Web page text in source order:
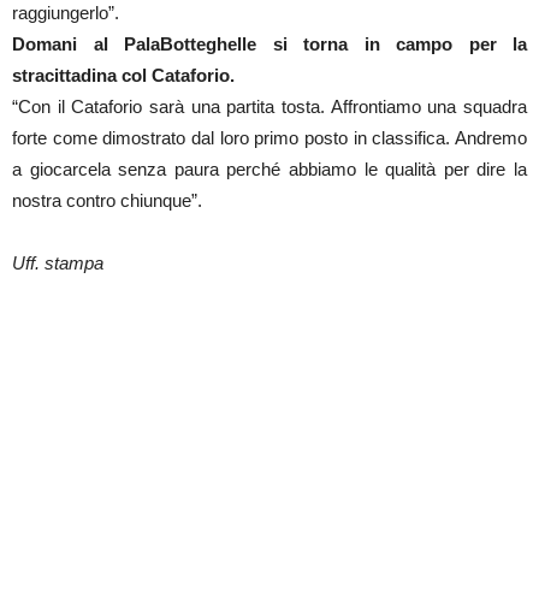
raggiungerlo”.
Domani al PalaBotteghelle si torna in campo per la
stracittadina col Cataforio.
“Con il Cataforio sarà una partita tosta. Affrontiamo una squadra
forte come dimostrato dal loro primo posto in classifica. Andremo
a giocarcela senza paura perché abbiamo le qualità per dire la
nostra contro chiunque”.
Uff. stampa